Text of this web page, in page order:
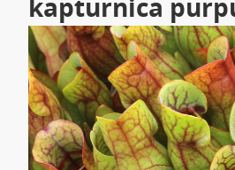
kapturnica